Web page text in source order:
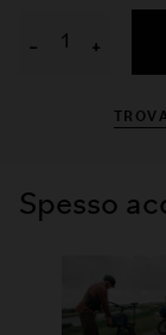
− +
Spesso